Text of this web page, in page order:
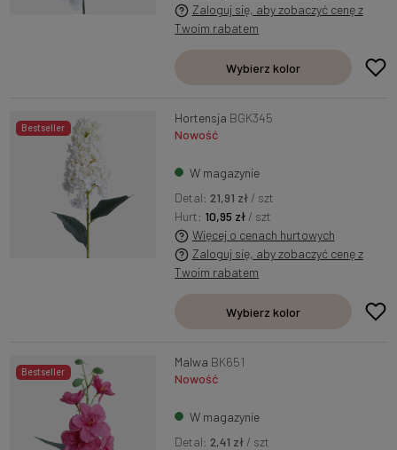
Zaloguj się, aby zobaczyć cenę z
Twoim rabatem
Wybierz kolor
Bestseller
Hortensja BGK345
Nowość
W magazynie
Detal: 21,91 zł / szt
Hurt: 10,95 zł / szt
Więcej o cenach hurtowych
Zaloguj się, aby zobaczyć cenę z
Twoim rabatem
Wybierz kolor
Bestseller
Malwa BK651
Nowość
W magazynie
Detal: 2,41 zł / szt